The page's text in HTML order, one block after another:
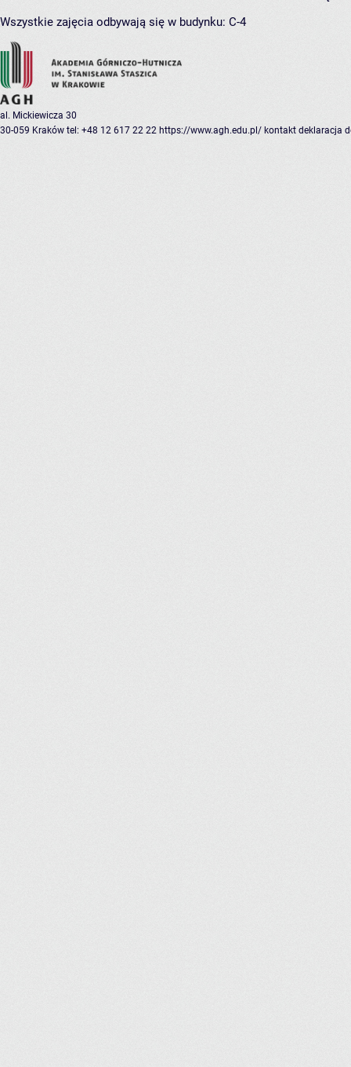
Wszystkie zajęcia odbywają się w budynku: C-4
al. Mickiewicza 30
30-059 Kraków tel: +48 12 617 22 22 https://www.agh.edu.pl/ kontakt deklaracja